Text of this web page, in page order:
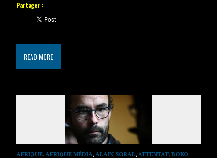
Partager :
READ MORE
AFRIQUE, AFRIQUE MÉDIA, ALAIN SORAL, ATTENTAT, BOKO